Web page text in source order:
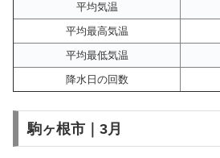
平均気温
平均最高気温
平均最低気温
降水日の回数
駒ヶ根市｜3月